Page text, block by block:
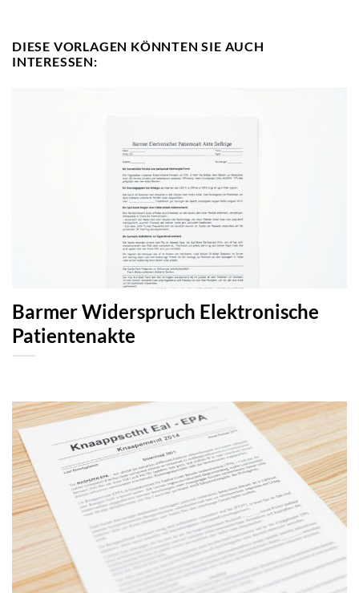
DIESE VORLAGEN KÖNNTEN SIE AUCH
INTERESSEN:
Barmer Widerspruch Elektronische
Patientenakte